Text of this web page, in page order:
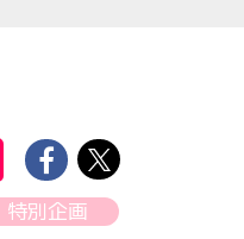
特別企画